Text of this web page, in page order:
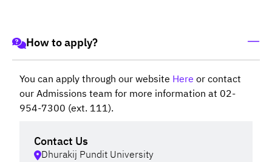
How to apply?
You can apply through our website Hereor contact
our Admissions team for more information at 02-
954-7300 (ext. 111).
Contact Us
Dhurakij Pundit University